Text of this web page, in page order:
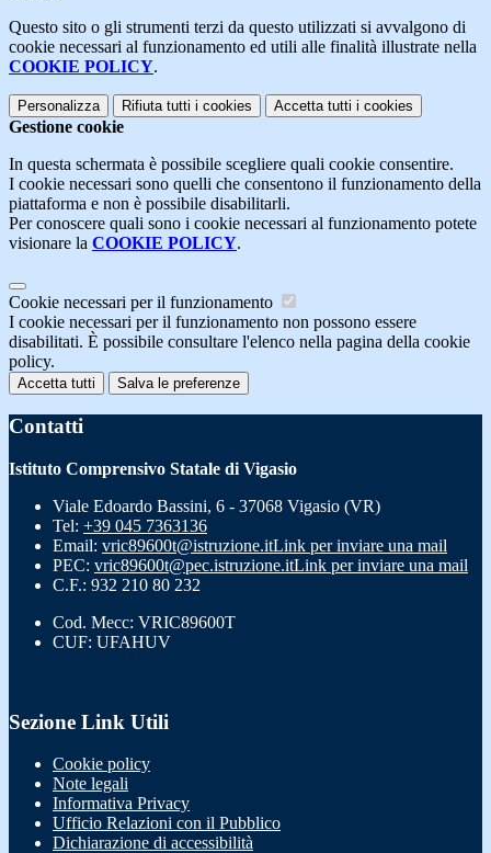
Questo sito o gli strumenti terzi da questo utilizzati si avvalgono di
cookie necessari al funzionamento ed utili alle finalità illustrate nella
COOKIE POLICY.
Personalizza Rifiuta tutti i cookies Accetta tutti i cookies
Gestione cookie
In questa schermata è possibile scegliere quali cookie consentire.
I cookie necessari sono quelli che consentono il funzionamento della
piattaforma e non è possibile disabilitarli.
Per conoscere quali sono i cookie necessari al funzionamento potete
visionare la COOKIE POLICY.
Cookie necessari per il funzionamento
I cookie necessari per il funzionamento non possono essere
disabilitati. È possibile consultare l'elenco nella pagina della cookie
policy.
Accetta tutti Salva le preferenze
Contatti
Istituto Comprensivo Statale di Vigasio
Viale Edoardo Bassini, 6 - 37068 Vigasio (VR)
Tel: +39 045 7363136
Email: vric89600t@istruzione.itLink per inviare una mail
PEC: vric89600t@pec.istruzione.itLink per inviare una mail
C.F.: 932 210 80 232
Cod. Mecc: VRIC89600T
CUF: UFAHUV
Sezione Link Utili
Cookie policy
Note legali
Informativa Privacy
Ufficio Relazioni con il Pubblico
Dichiarazione di accessibilità